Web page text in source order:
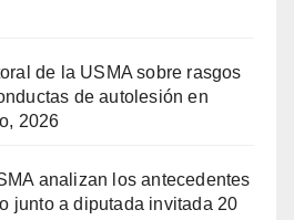
de la USMA sobre rasgos
de autolesión en
2026
analizan los antecedentes
junto a diputada invitada 20